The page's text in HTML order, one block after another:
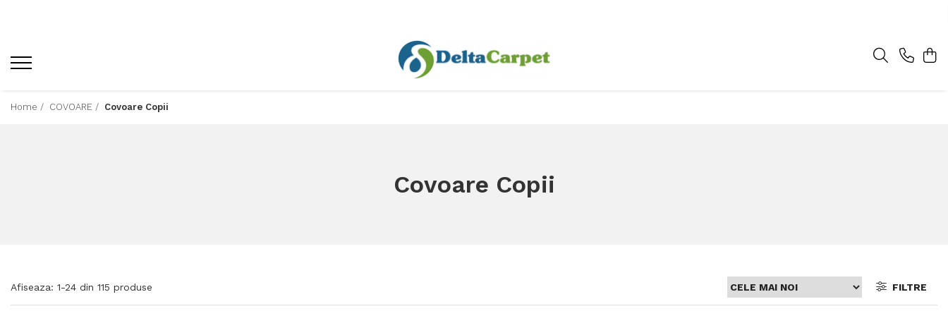
Home / COVOARE / Covoare Copii
Covoare Copii
Afiseaza: 1-24 din 115 produse FILTRE